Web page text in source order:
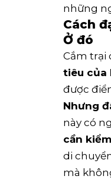
những
Cách
Ở đó
Cắm trại
tiêu của
được
Nhưng
này có
cần
di
mà